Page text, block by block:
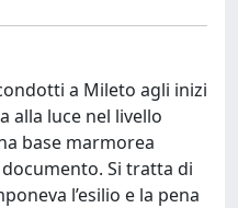
a Mileto agli inizi
alla luce nel livello
base marmorea
Si tratta di
l’esilio e la pena